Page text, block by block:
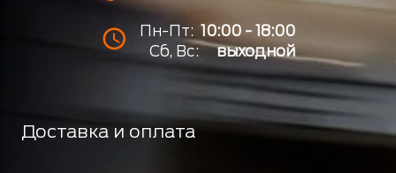
Пн-Пт: 10:00 - 18:00
Сб, Вс:
выходной
Доставка и оплата